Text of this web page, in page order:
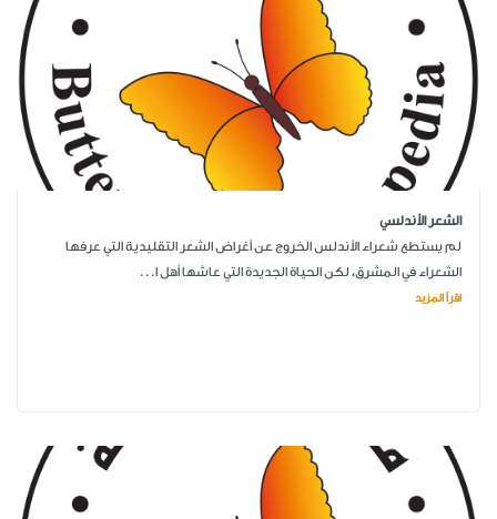
الشعر الأندلسي
لم يستطع شعراء الأندلس الخروج عن أغراض الشعر التقليدية التي عرفها
الشعراء في المشرق، لكن الحياة الجديدة التي عاشها أهل ا...
اقرأ المزيد